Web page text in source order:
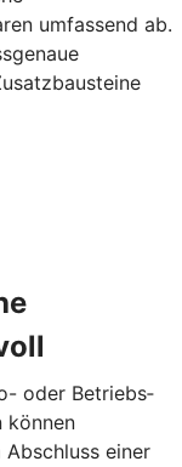
umfassend ab.
oder Betriebs­
können
einer